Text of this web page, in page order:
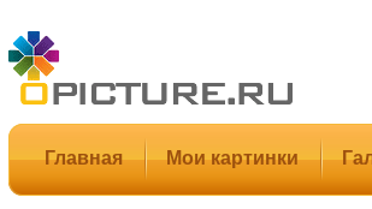
Главная Мои картинки